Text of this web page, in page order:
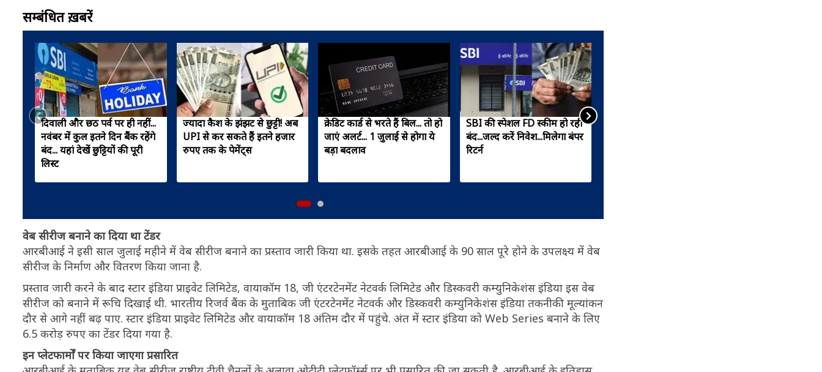
सम्बंधित ख़बरें
दिवाली और छठ पर्व पर ही नहीं...
नवंबर में कुल इतने दिन बैंक रहेंगे
बंद... यहां देखें छुट्टियों की पूरी
लिस्ट
ज्यादा कैश के झंझट से छुट्टी! अब
UPI से कर सकते हैं इतने हजार
रुपए तक के पेमेंट्स
क्रेडिट कार्ड से भरते हैं बिल... तो हो
जाएं अलर्ट... 1 जुलाई से होगा ये
बड़ा बदलाव
SBI की स्पेशल FD स्कीम हो रही
बंद...जल्द करें निवेश...मिलेगा बंपर
रिटर्न
वेब सीरीज बनाने का दिया था टेंडर
आरबीआई ने इसी साल जुलाई महीने में वेब सीरीज बनाने का प्रस्ताव जारी किया था. इसके तहत आरबीआई के 90 साल पूरे होने के उपलक्ष्य में वेब
सीरीज के निर्माण और वितरण किया जाना है.
प्रस्ताव जारी करने के बाद स्टार इंडिया प्राइवेट लिमिटेड, वायाकॉम 18, जी एंटरटेनमेंट नेटवर्क लिमिटेड और डिस्कवरी कम्युनिकेशंस इंडिया इस वेब
सीरीज को बनाने में रूचि दिखाई थी. भारतीय रिजर्व बैंक के मुताबिक जी एंटरटेनमेंट नेटवर्क और डिस्कवरी कम्युनिकेशंस इंडिया तकनीकी मूल्यांकन
दौर से आगे नहीं बढ़ पाए. स्टार इंडिया प्राइवेट लिमिटेड और वायाकॉम 18 अंतिम दौर में पहुंचे. अंत में स्टार इंडिया को Web Series बनाने के लिए
6.5 करोड़ रुपए का टेंडर दिया गया है.
इन प्लेटफार्मों पर किया जाएगा प्रसारित